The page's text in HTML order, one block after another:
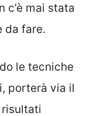
c’è mai stata
da fare.
le tecniche
porterà via il